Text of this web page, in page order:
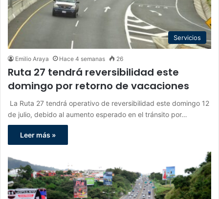
Servicios
Emilio Araya Hace 4 semanas 26
Ruta 27 tendrá reversibilidad este
domingo por retorno de vacaciones
La Ruta 27 tendrá operativo de reversibilidad este domingo 12
de julio, debido al aumento esperado en el tránsito por…
Leer más »